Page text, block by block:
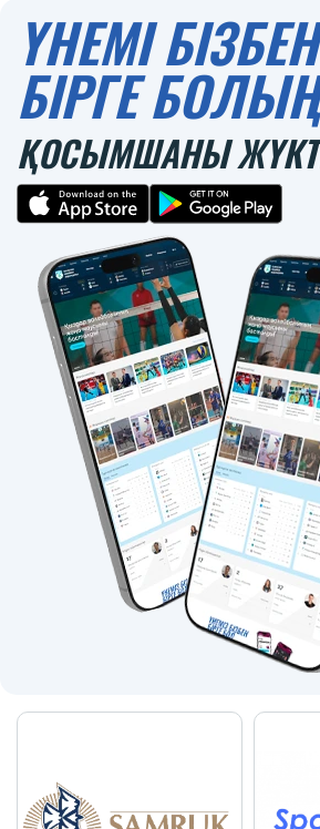
ҮНЕМІ БІЗБЕН
БІРГЕ
ҚОСЫМШАНЫ